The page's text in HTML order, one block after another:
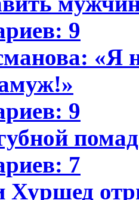
9
«Я
9
7
Хуршед